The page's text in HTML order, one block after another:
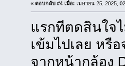
« ตอบกลับ #4 เมื่อ: เมษายน 25, 2025,
แรกทีตดสินใจ
เข้มไปเลย หรื
จากหน้ากล้อง